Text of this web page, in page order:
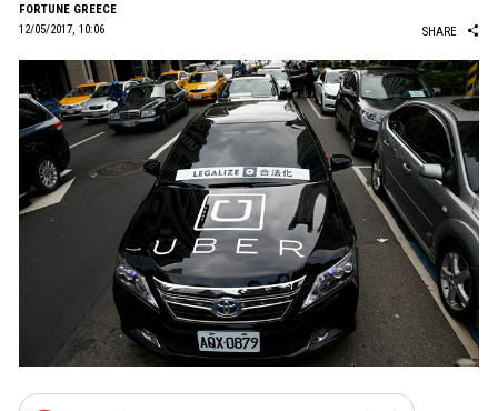
FORTUNE GREECE
12/05/2017, 10:06
SHARE